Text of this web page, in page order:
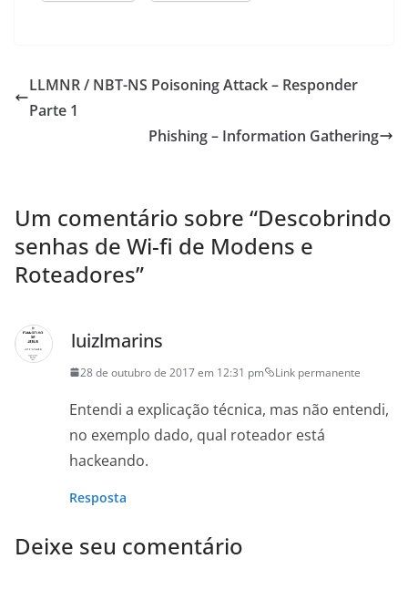
LLMNR / NBT-NS Poisoning Attack – Responder
Parte 1
Phishing – Information Gathering
Um comentário sobre “Descobrindo
senhas de Wi-fi de Modens e
Roteadores”
luizlmarins
28 de outubro de 2017 em 12:31 pm Link permanente
Entendi a explicação técnica, mas não entendi,
no exemplo dado, qual roteador está
hackeando.
Resposta
Deixe seu comentário